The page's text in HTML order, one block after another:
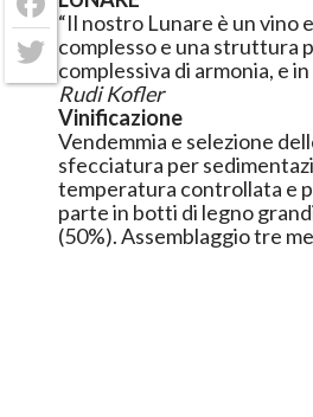
“Il nostro Lunare è unvino
complesso e una struttura
complessiva di armonia, e
Rudi Kofler
Vinificazione
Vendemmia e selezione
sfecciatura per
temperatura controllata e
parte in botti di legno
(50%). Assemblaggio tre
Facebook
Twitter